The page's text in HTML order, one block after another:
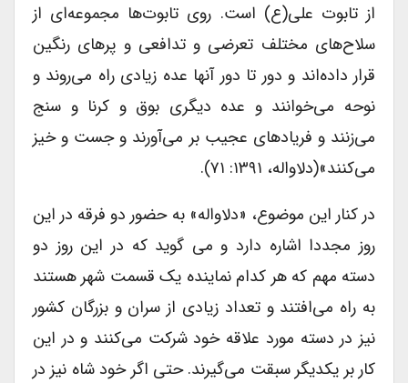
از تابوت علی(ع) است. روی تابوت‌ها مجموعه‌ای از
سلاح‌های مختلف تعرضی و تدافعی و پرهای رنگین
قرار داده‌اند و دور تا دور آنها عده زیادی راه می‌روند و
نوحه می‌خوانند و عده دیگری بوق و کرنا و سنج
می‌زنند و فریادهای عجیب بر می‌آورند و جست و خیز
می‌کنند»(دلاواله، ۱۳۹۱: ۷۱).
در کنار این موضوع، «دلاواله» به حضور دو فرقه در این
روز مجددا اشاره دارد و می گوید که در این روز دو
دسته مهم که هر کدام نماینده یک قسمت شهر هستند
به راه می‌افتند و تعداد زیادی از سران و بزرگان کشور
نیز در دسته مورد علاقه خود شرکت می‌کنند و در این
کار بر یکدیگر سبقت می‌گیرند. حتی اگر خود شاه نیز در